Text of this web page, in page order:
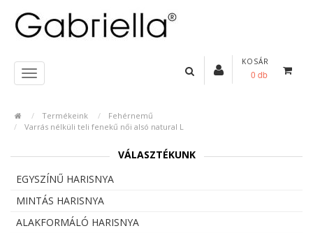
KOSÁR
0 db
Termékeink
Fehérnemű
Varrás nélküli teli fenekű női alsó natural L
VÁLASZTÉKUNK
EGYSZÍNŰ HARISNYA
MINTÁS HARISNYA
ALAKFORMÁLÓ HARISNYA